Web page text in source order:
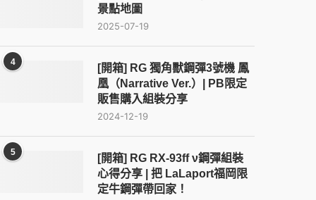
景點地圖
2025-07-19
4
[開箱] RG 獨角獸鋼彈3號機 鳳
凰（Narrative Ver.）| PB限定
販售購入組裝分享
2024-12-19
5
[開箱] RG RX-93ff ν鋼彈組裝
心得分享 | 把 LaLaport福岡限
定牛鋼彈帶回家！